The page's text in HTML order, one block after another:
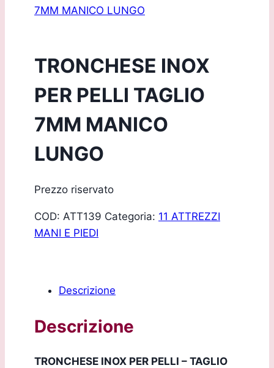
TRONCHESE INOX
PER PELLI TAGLIO
7MM MANICO
LUNGO
Prezzo riservato
COD: ATT139 Categoria: 11 ATTREZZI
MANI E PIEDI
Descrizione
Descrizione
TRONCHESE INOX PER PELLI – TAGLIO